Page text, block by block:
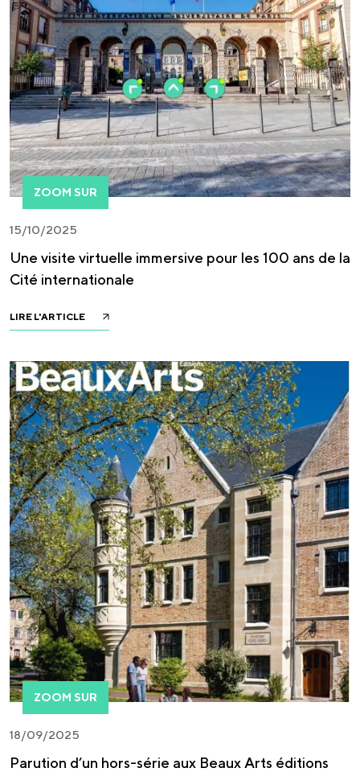
ZOOM SUR
15/10/2025
Une visite virtuelle immersive pour les 100 ans de la
Cité internationale
LIRE L'ARTICLE
ZOOM SUR
18/09/2025
Parution d’un hors-série aux Beaux Arts éditions